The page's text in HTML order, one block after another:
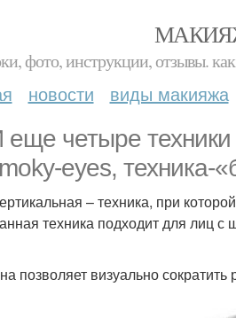
фото, инструкции, отзывы.
новости виды макияжа
еще четыре техники
eyes, техника-
– техника, при
техника подходит для лиц
позволяет визуально